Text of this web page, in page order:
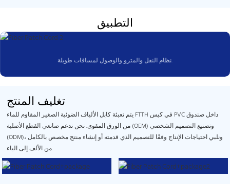
التطبيق
نظام النقل والمترو والوصول لمسافات طويلة.
تغليف المنتج
يتم تعبئة كابل الألياف الضوئية الصغير المقاوم للماء FTTH في كيس PVC داخل صندوق
من الورق المقوى. نحن ندعم صانعي القطع الأصلية (OEM) وتصنيع التصميم الشخصي
(ODM)، ونلبي احتياجات الإنتاج وفقًا للتصميم الذي قدمته أو إنشاء منتج مخصص بالكامل
من الألف إلى الياء.